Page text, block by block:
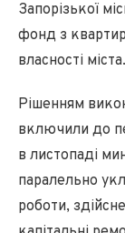
Запорізької
фонд з
власності міста.
Рішенням
включили до
в листопаді
паралельно
роботи,